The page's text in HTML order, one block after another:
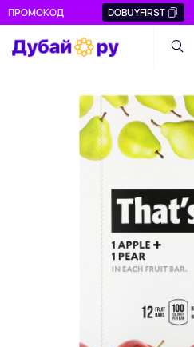
ПРОМОКОД DOBUYFIRST